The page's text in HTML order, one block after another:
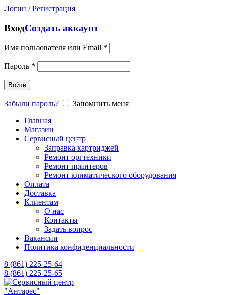
Логин / Регистрация
ВходСоздать аккаунт
Имя пользователя или Email *
Пароль *
Войти
Забыли пароль?
Запомнить меня
Главная
Магазин
Сервисный центр
Заправка картриджей
Ремонт оргтехники
Ремонт принтеров
Ремонт климатического оборудования
Оплата
Доставка
Клиентам
О нас
Контакты
Задать вопрос
Вакансии
Политика конфиденциальности
8 (861) 225-25-64
8 (861) 225-25-65